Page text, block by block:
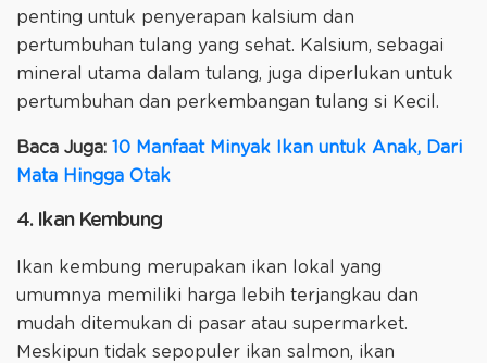
penting untuk penyerapan kalsium dan
pertumbuhan tulang yang sehat. Kalsium, sebagai
mineral utama dalam tulang, juga diperlukan untuk
pertumbuhan dan perkembangan tulang si Kecil.
Baca Juga: 10 Manfaat Minyak Ikan untuk Anak, Dari
Mata Hingga Otak
4. Ikan Kembung
Ikan kembung merupakan ikan lokal yang
umumnya memiliki harga lebih terjangkau dan
mudah ditemukan di pasar atau supermarket.
Meskipun tidak sepopuler ikan salmon, ikan